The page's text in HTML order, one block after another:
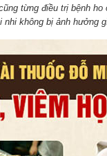
từng điều trị bệnh ho
không bị ảnh hưởng